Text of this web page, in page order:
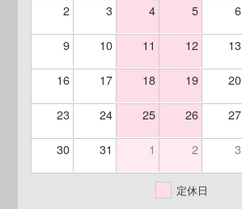
2 3 4 5 6
9 10 11 12 13
16 17 18 19 20
23 24 25 26 27
30 31 1 2 3
定休日